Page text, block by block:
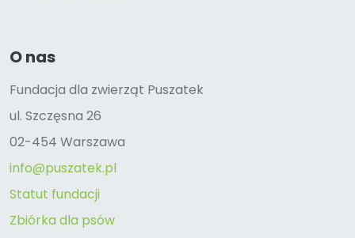
O nas
Fundacja dla zwierząt Puszatek
ul. Szczęsna 26
02-454 Warszawa
info@puszatek.pl
Statut fundacji
Zbiórka dla psów